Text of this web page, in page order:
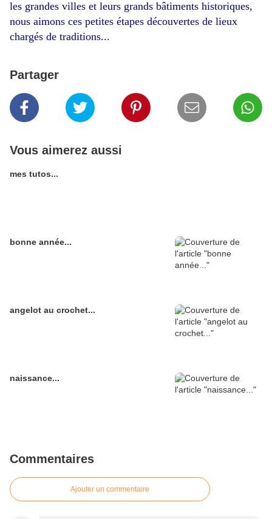
les grandes villes et leurs grands bâtiments historiques,
nous aimons ces petites étapes découvertes de lieux
chargés de traditions...
Partager
Vous aimerez aussi
mes tutos...
bonne année...
angelot au crochet...
naissance...
Commentaires
Ajouter un commentaire